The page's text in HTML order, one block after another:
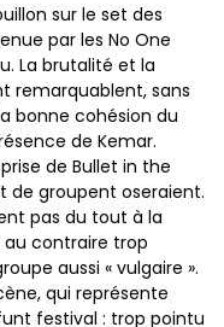
sur le set des
par les No One
La brutalité et la
remarquablent, sans
bonne cohésion du
de Kemar.
de Bullet in the
de groupent oseraient.
pas du tout à la
contraire trop
aussi « vulgaire ».
qui représente
festival : trop pointu